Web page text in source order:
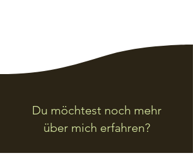
Du möchtest noch mehr
über mich erfahren?